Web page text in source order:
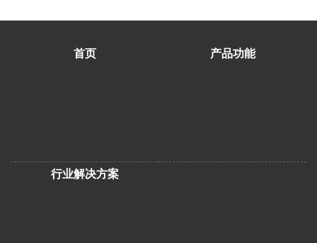
首页 产品功能
行业解决方案